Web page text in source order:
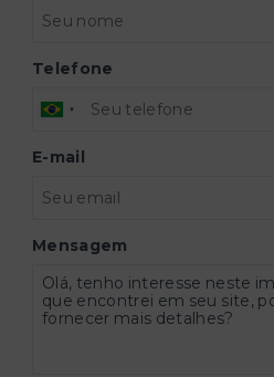
Telefone
E-mail
Mensagem